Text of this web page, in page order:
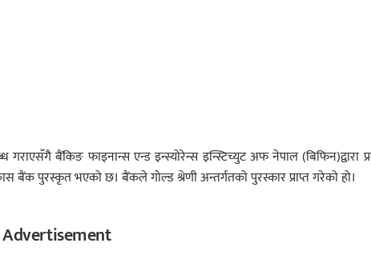
बैंकिङ फाइनान्स एन्ड इन्स्योरेन्स इन्स्टिच्युट अफ नेपाल (बिफिन)द्वारा
बैंक पुरस्कृत भएको छ। बैंकले गोल्ड श्रेणी अन्तर्गतको पुरस्कार प्राप्त गरेको हो।
Advertisement